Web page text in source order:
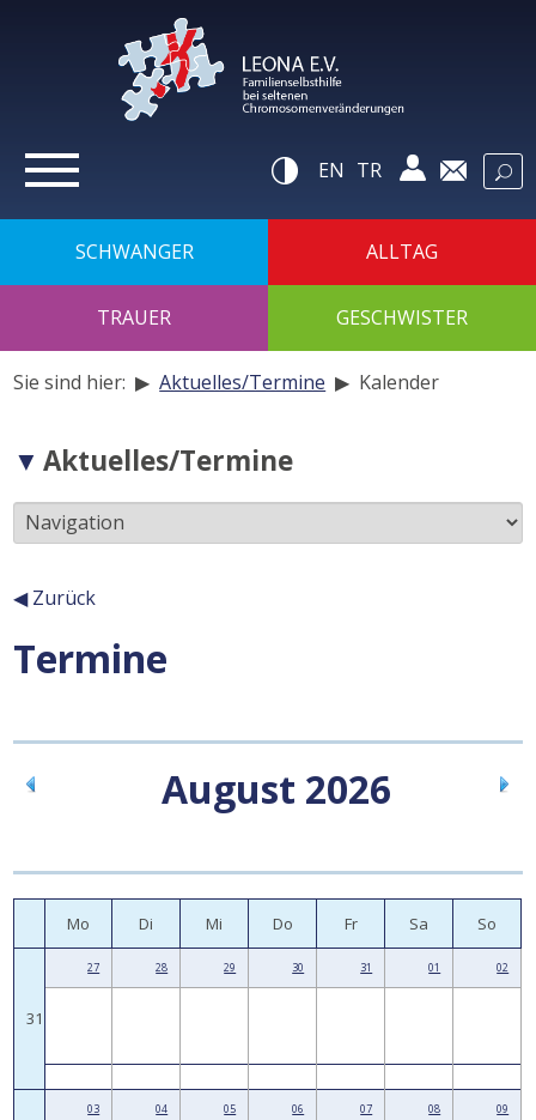
zum
EN TR
SCHWANGER ALLTAG
TRAUER GESCHWISTER
Sie sind hier: ▶Aktuelles/Termine ▶ Kalender
Navigation
der
Unterseiten
Aktuelles/Termine
◀ Zurück
Inhalt
Termine
August 2026
Mo Di Mi Do Fr Sa So
31
27 28 29 30 31 01 02
03 04 05 06 07 08 09